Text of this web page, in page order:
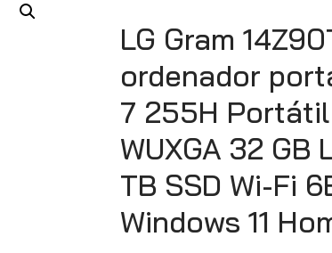
LG Gram
ordenador
7 255H Portátil
WUXGA 32 GB
TB SSD Wi-Fi
Windows 11